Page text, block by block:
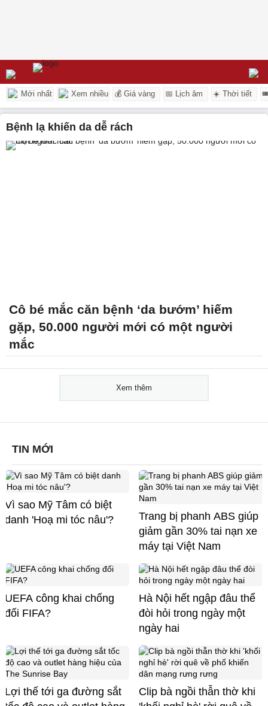
Mới nhất Xem nhiều 💰 Giá vàng 📅 Lịch âm ☀️ Thời tiết
Bệnh lạ khiến da dễ rách
Cô bé mắc căn bệnh ‘da bướm’ hiếm
gặp, 50.000 người mới có một người
mắc
Xem thêm
TIN MỚI
Vì sao Mỹ Tâm có biệt
danh 'Hoạ mi tóc nâu'?
Trang bị phanh ABS giúp
giảm gần 30% tai nạn xe
máy tại Việt Nam
UEFA công khai chống
đối FIFA?
Hà Nội hết ngập đâu thể
đòi hỏi trong ngày một
ngày hai
Lợi thế tới ga đường sắt
Clip bà ngồi thẫn thờ khi